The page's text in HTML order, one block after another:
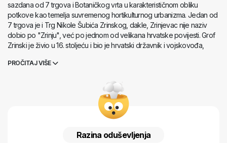
sazdana od 7 trgova i Botaničkog vrta u karakterističnom obliku
potkove kao temelja suvremenog hortikulturnog urbanizma. Jedan od
7 trgova je i Trg Nikole Šubića Zrinskog, dakle, Zrinjevac nije naziv
dobio po "Zrinju", već po jednom od velikana hrvatske povijesti. Grof
Zrinski je živio u 16. stoljeću i bio je hrvatski državnik i vojskovođa,
Turskih napada. Mnogo je spomena na Zrinskog, od čuvene opere
sigurno jedan od najčuvenijih trgova u Hrvatskoj, a prostire se na
površini od 12.540 metara četvornih nadomak glavnog gradskog Trga
bana Jelačića. Karakterizira ga opasač od visokih platana te muzički
paviljon u sredini, ovdje postavljen 1891. godine. Jug Zrinjevca krase
Klovića, Krste Frankopana, Nikole Jurišića i Ivana Kukuljevića
PROČITAJ VIŠE
Razina oduševljenja